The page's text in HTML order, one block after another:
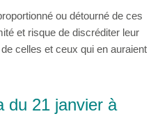
ou détourné de ces
et risque de discréditer leur
celles et ceux qui en auraient
du 21 janvier à